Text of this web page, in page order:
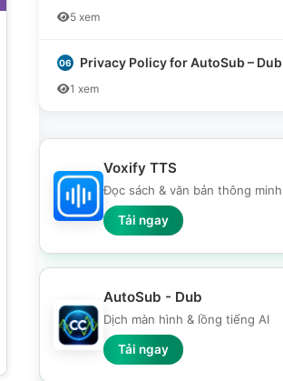
5 xem
Privacy Policy for AutoSub – Dub
1 xem
Voxify TTS
Đọc sách & văn bản thông minh
Tải ngay
AutoSub - Dub
Dịch màn hình & lồng tiếng AI
Tải ngay